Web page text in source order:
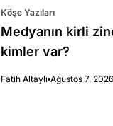
Köşe Yazıları
Medyanın kirli
kimler var?
Fatih Altaylı Ağustos 7, 2026